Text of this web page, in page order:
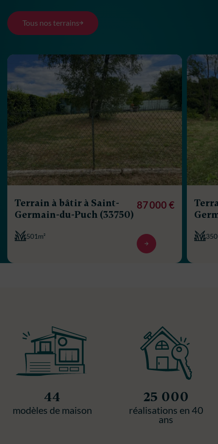
Tous nos terrains
Terrain à bâtir à Saint-
Germain-du-Puch (33750)
501m²
87 000 €
44
modèles de maison
25 000
réalisations en 40
ans